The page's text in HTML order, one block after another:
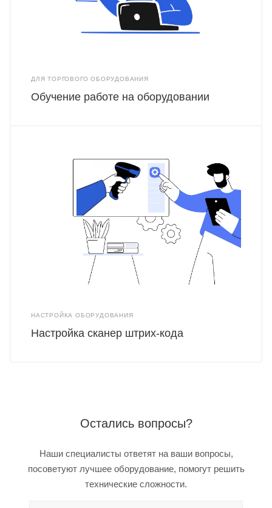
ДЛЯ ТОРГОВОГО ОБОРУДОВАНИЯ
Обучение работе на оборудовании
НАСТРОЙКА ОБОРУДОВАНИЯ
Настройка сканер штрих-кода
Остались вопросы?
Наши специалисты ответят на ваши вопросы,
посоветуют лучшее оборудование, помогут решить
технические сложности.